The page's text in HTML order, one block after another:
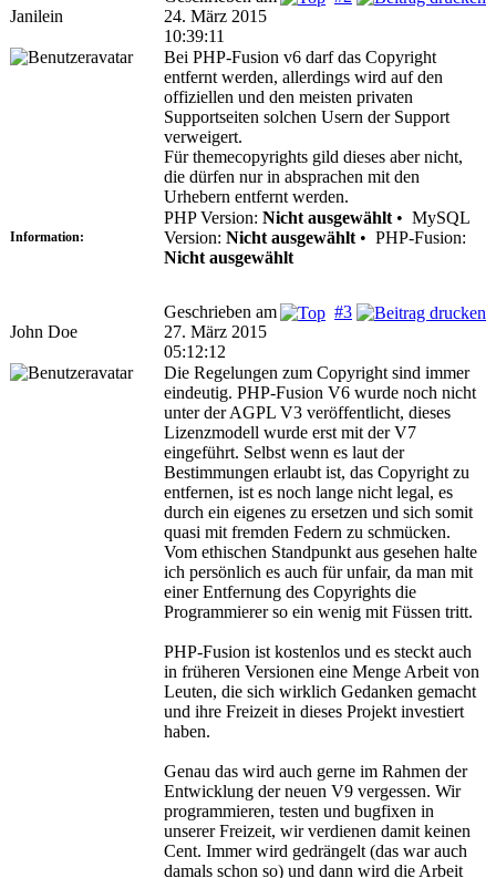
Janilein
24. März 2015
10:39:11
Bei PHP-Fusion v6 darf das Copyright
entfernt werden, allerdings wird auf den
offiziellen und den meisten privaten
Supportseiten solchen Usern der Support
verweigert.
Für themecopyrights gild dieses aber nicht,
die dürfen nur in absprachen mit den
Urhebern entfernt werden.
Information:
PHP Version: Nicht ausgewählt • MySQL
Version: Nicht ausgewählt • PHP-Fusion:
Nicht ausgewählt
John Doe
#3
Geschrieben am
27. März 2015
05:12:12
Die Regelungen zum Copyright sind immer
eindeutig. PHP-Fusion V6 wurde noch nicht
unter der AGPL V3 veröffentlicht, dieses
Lizenzmodell wurde erst mit der V7
eingeführt. Selbst wenn es laut der
Bestimmungen erlaubt ist, das Copyright zu
entfernen, ist es noch lange nicht legal, es
durch ein eigenes zu ersetzen und sich somit
quasi mit fremden Federn zu schmücken.
Vom ethischen Standpunkt aus gesehen halte
ich persönlich es auch für unfair, da man mit
einer Entfernung des Copyrights die
Programmierer so ein wenig mit Füssen tritt.
PHP-Fusion ist kostenlos und es steckt auch
in früheren Versionen eine Menge Arbeit von
Leuten, die sich wirklich Gedanken gemacht
und ihre Freizeit in dieses Projekt investiert
haben.
Genau das wird auch gerne im Rahmen der
Entwicklung der neuen V9 vergessen. Wir
programmieren, testen und bugfixen in
unserer Freizeit, wir verdienen damit keinen
Cent. Immer wird gedrängelt (das war auch
damals schon so) und dann wird die Arbeit